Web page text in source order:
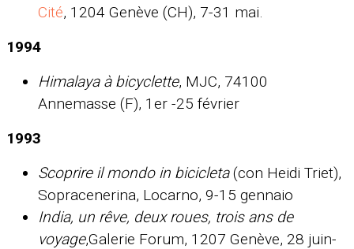
Cité, 1204 Genève (CH), 7-31 mai.
1994
Himalaya à bicyclette, MJC, 74100
Annemasse (F), 1er -25 février
1993
Scoprire il mondo in bicicleta(con Heidi Triet),
Sopracenerina, Locarno, 9-15 gennaio
India, un rêve, deux roues, trois ans de
voyage,Galerie Forum, 1207 Genève, 28 juin-